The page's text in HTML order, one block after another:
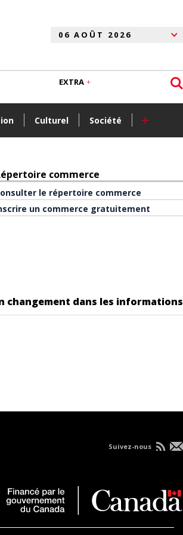
Culturel Société +
EXTRA
commerce
le répertoire commerce
un commerce gratuitement
changement dans les informations
Suivez-nous